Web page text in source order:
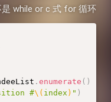
while or c 式 for 循环
. enumerate ( )
#\( index ) " )